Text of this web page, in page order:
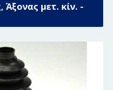
Άξονας μετ. κίν. -